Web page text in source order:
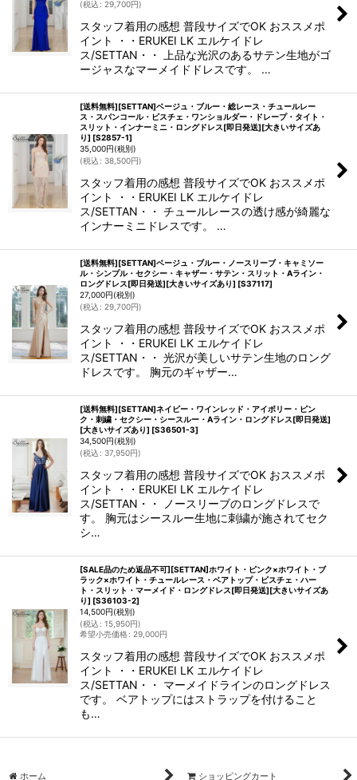
(税込 : 29,700円)
スタッフ着用の感想 普段サイズでOK おススメポ
イント ・・ERUKEI LK エルケイドレ
ス/SETTAN・・ 上品な光沢のあるサテン生地がゴ
ージャスなマーメイドドレスです。 …
[送料無料][SETTAN]ベージュ・ブルー・総レース・チュールレー
ス・スパンコール・ビスチェ・ワンショルダー・ドレープ・タイト・
スリット・インナーミニ・ロングドレス[即日発送][大きいサイズあ
り] [S2857-1]
35,000円(税別)
(税込 : 38,500円)
スタッフ着用の感想 普段サイズでOK おススメポ
イント ・・ERUKEI LK エルケイドレ
ス/SETTAN・・ チュールレースの透け感が綺麗な
インナーミニドレスです。 …
[送料無料][SETTAN]ベージュ・ブルー・ノースリーブ・キャミソー
ル・シンプル・セクシー・キャザー・サテン・スリット・Aライン・
ロングドレス[即日発送][大きいサイズあり] [S37117]
27,000円(税別)
(税込 : 29,700円)
スタッフ着用の感想 普段サイズでOK おススメポ
イント ・・ERUKEI LK エルケイドレ
ス/SETTAN・・ 光沢が美しいサテン生地のロング
ドレスです。 胸元のギャザー…
[送料無料][SETTAN]ネイビー・ワインレッド・アイボリー・ピン
ク・刺繍・セクシー・シースルー・Aライン・ロングドレス[即日発送]
[大きいサイズあり] [S36501-3]
34,500円(税別)
(税込 : 37,950円)
スタッフ着用の感想 普段サイズでOK おススメポ
イント ・・ERUKEI LK エルケイドレ
ス/SETTAN・・ ノースリーブのロングドレスで
す。 胸元はシースルー生地に刺繍が施されてセク
シ…
[SALE品のため返品不可][SETTAN]ホワイト・ピンク×ホワイト・ブ
ラック×ホワイト・チュールレース・ベアトップ・ビスチェ・ハー
ト・スリット・マーメイド・ロングドレス[即日発送][大きいサイズあ
り] [S36103-2]
14,500円(税別)
(税込 : 15,950円)
希望小売価格: 29,000円
スタッフ着用の感想 普段サイズでOK おススメポ
イント ・・ERUKEI LK エルケイドレ
ス/SETTAN・・ マーメイドラインのロングドレス
です。 ベアトップにはストラップを付けること
も…
ホーム ショッピングカート